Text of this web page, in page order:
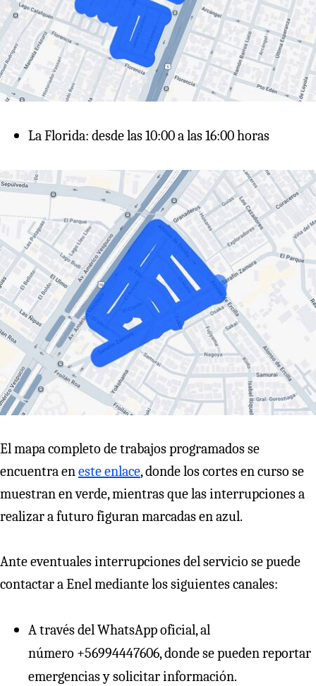
La Florida: desde las 10:00 a las 16:00 horas
El mapa completo de trabajos programados se
encuentra eneste enlace, donde los cortes en curso se
muestran en verde, mientras que las interrupciones a
realizar a futuro figuran marcadas en azul.
Ante eventuales interrupciones del servicio se puede
contactar a Enel mediante los siguientes canales:
A través del WhatsApp oficial, al
número +56994447606, donde se pueden reportar
emergencias y solicitar información.